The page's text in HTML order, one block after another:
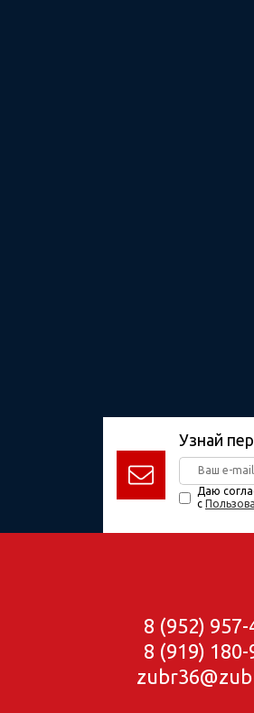
Узнай
Даю
с
8 (952) 957-
8 (919) 180-